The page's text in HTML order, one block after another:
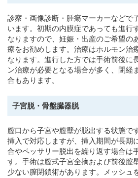
診察・画像診断・腫瘍マーカーなどで
います。初期の内膜症であっても進行
なりますので、妊娠・出産のご希望の
療をお勧めします。治療はホルモン治
なります。進行した方では手術前後に
ン治療が必要となる場合が多く、閉経
合もあります。
子宮脱・骨盤臓器脱
膣口から子宮や膣壁が脱出する状態で
挿入で対応しますが、挿入期間が長期
合やペッサリー脱出を繰り返す場合は
す。手術は膣式子宮全摘および前後膣
少ない膣閉鎖術があります。メッシュ